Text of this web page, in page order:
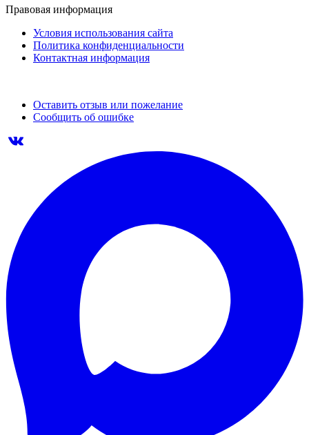
Правовая информация
Условия использования сайта
Политика конфиденциальности
Контактная информация
Оставить отзыв или пожелание
Сообщить об ошибке